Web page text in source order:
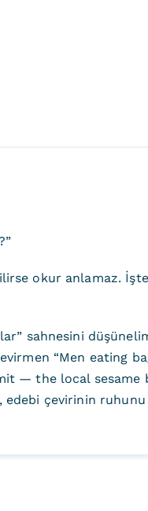
okur anlamaz.
sahnesini
“Men eating
— the local
edebi çevirinin